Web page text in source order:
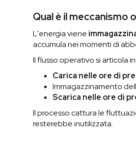
Qual è il
L'energia viene
accumula nei momenti di
Il flusso operativo si articola
Carica nelle ore di
Immagazzinamento
Scarica nelle ore di
Il processo cattura le
resterebbe inutilizzata.